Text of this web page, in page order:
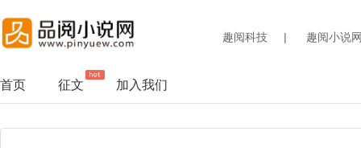
趣阅科技 | 趣阅小说
首页 征文 加入我们